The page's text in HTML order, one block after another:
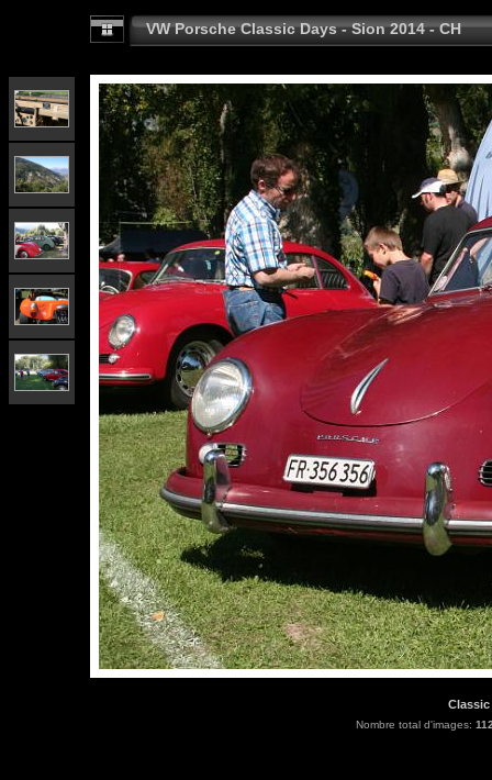
VW Porsche Classic Days - Sion 2014 - CH
Classic
Nombre total d'images: